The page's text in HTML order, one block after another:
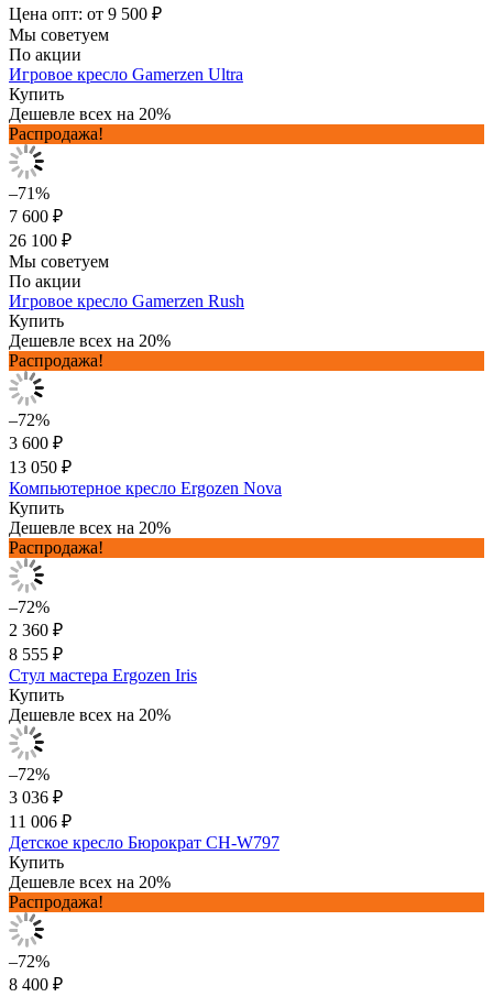
Цена опт: от 9 500 ₽
Мы советуем
По акции
Игровое кресло Gamerzen Ultra
Купить
Дешевле всех на 20%
Распродажа!
–71%
7 600 ₽
26 100 ₽
Мы советуем
По акции
Игровое кресло Gamerzen Rush
Купить
Дешевле всех на 20%
Распродажа!
–72%
3 600 ₽
13 050 ₽
Компьютерное кресло Ergozen Nova
Купить
Дешевле всех на 20%
Распродажа!
–72%
2 360 ₽
8 555 ₽
Стул мастера Ergozen Iris
Купить
Дешевле всех на 20%
–72%
3 036 ₽
11 006 ₽
Детское кресло Бюрократ CH-W797
Купить
Дешевле всех на 20%
Распродажа!
–72%
8 400 ₽